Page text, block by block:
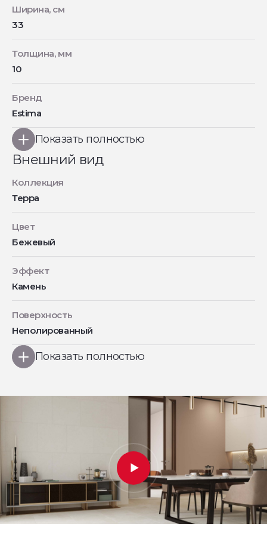
Ширина, см
33
Толщина, мм
10
Бренд
Estima
Показать полностью
Внешний вид
Коллекция
Терра
Цвет
Бежевый
Эффект
Камень
Поверхность
Неполированный
Показать полностью